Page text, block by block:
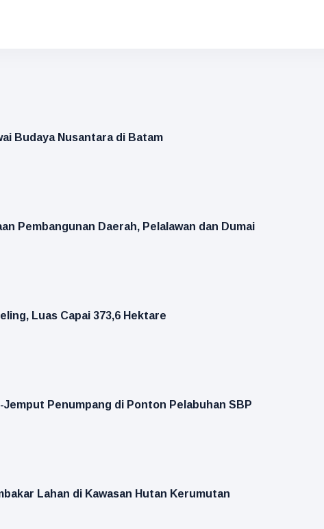
Budaya Nusantara di Batam
Pembangunan Daerah, Pelalawan dan Dumai
Luas Capai 373,6 Hektare
Penumpang di Ponton Pelabuhan SBP
Lahan di Kawasan Hutan Kerumutan